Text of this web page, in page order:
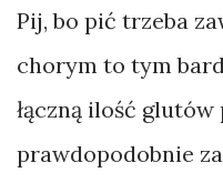
Pij, bo pić trzeba
chorym to tym
łączną ilość glutów
prawdopodobnie